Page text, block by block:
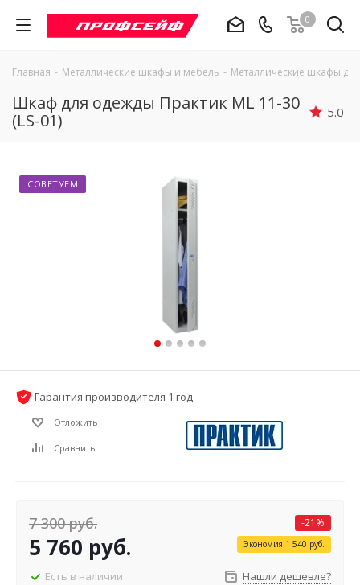
0
Главная - Металлические шкафы и мебель - Металлические шкафы
5.0
Шкаф для одежды Практик ML 11-30
(LS-01)
СОВЕТУЕМ
Гарантия производителя 1 год
Отложить
Сравнить
7 300руб.
5 760 руб.
-21 %
Экономия 1 540 руб.
Есть в наличии Нашли дешевле?